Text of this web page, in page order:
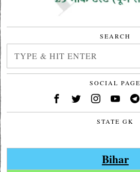
SEARCH
SOCIAL PAGE
STATE GK
Bihar